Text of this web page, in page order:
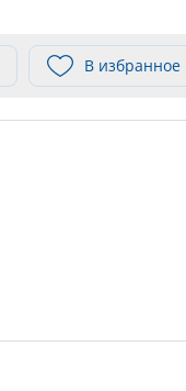
В избранное